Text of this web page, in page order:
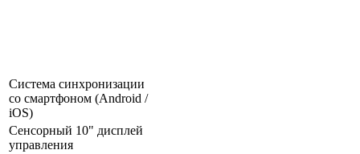
Система синхронизации
со смартфоном (Android /
iOS)
Сенсорный 10" дисплей
управления